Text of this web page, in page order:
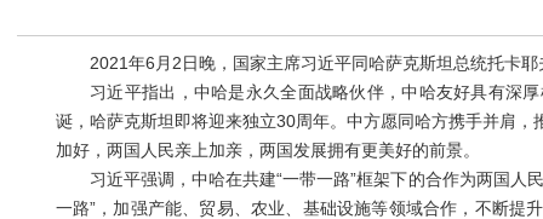
2021年6月2日晚，国家主席习近平同哈萨克斯坦总统托卡耶
习近平指出，中哈是永久全面战略伙伴，中哈友好具有深厚
诞，哈萨克斯坦即将迎来独立30周年。中方愿同哈方携手并肩
加好，两国人民亲上加亲，两国发展拥有更美好的前景。
习近平强调，中哈在共建“一带一路”框架下的合作为两国人
一路”，加强产能、贸易、农业、基础设施等领域合作，不断提